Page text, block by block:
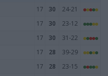
17 30
24-21
17 30
23-12
17 30
31-22
17 28
39-29
17 28
23-15